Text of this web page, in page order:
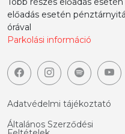
előadás esetén
órával
Parkolási információ
Adatvédelmi tájékoztató
Általános Szerződési